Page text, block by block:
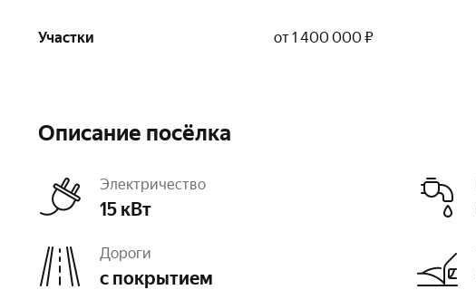
Участки от 1 400 000 ₽
Описание посёлка
Электричество
15 кВт
Дороги
с покрытием